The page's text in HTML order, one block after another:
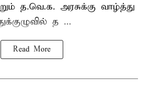
த.வெ.க. அரசுக்கு வாழ்த்து
த ...
Read More